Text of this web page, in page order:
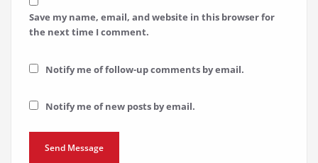
Save my name, email, and website in this browser for
the next time I comment.
Notify me of follow-up comments by email.
Notify me of new posts by email.